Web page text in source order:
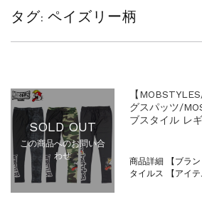
タグ:ペイズリー柄
SOLD OUT
この商品へのお問い合
わせ
【
グスパッツ/
ブスタイル レ
商品詳細 【ブラ
タイルス 【アイ